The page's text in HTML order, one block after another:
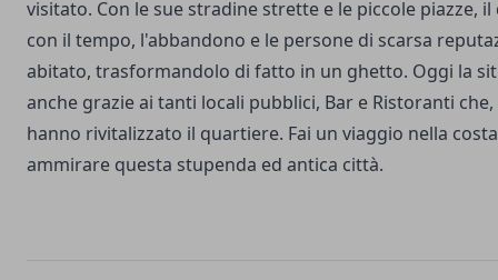
visitato. Con le sue stradine strette e le piccole piazze,
con il tempo, l'abbandono e le persone di scarsa
abitato, trasformandolo di fatto in un ghetto. Oggi la
anche grazie ai tanti locali pubblici, Bar e Ristoranti
hanno rivitalizzato il quartiere. Fai un viaggio nella
ammirare questa stupenda ed antica città.